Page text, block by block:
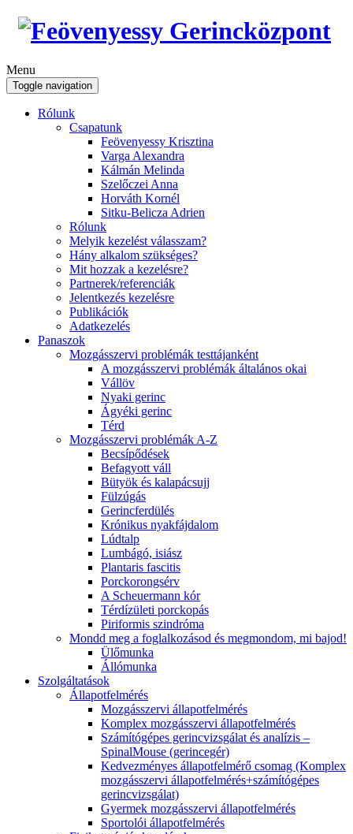
Menu
Toggle navigation
Rólunk
Csapatunk
Feövenyessy Krisztina
Varga Alexandra
Kálmán Melinda
Szelőczei Anna
Horváth Kornél
Sitku-Belicza Adrien
Rólunk
Melyik kezelést válasszam?
Hány alkalom szükséges?
Mit hozzak a kezelésre?
Partnerek/referenciák
Jelentkezés kezelésre
Publikációk
Adatkezelés
Panaszok
Mozgásszervi problémák testtájanként
A mozgásszervi problémák általános okai
Vállöv
Nyaki gerinc
Ágyéki gerinc
Térd
Mozgásszervi problémák A-Z
Becsípődések
Befagyott váll
Bütyök és kalapácsujj
Fülzúgás
Gerincferdülés
Krónikus nyakfájdalom
Lúdtalp
Lumbágó, isiász
Plantaris fascitis
Porckorongsérv
A Scheuermann kór
Térdízületi porckopás
Piriformis szindróma
Mondd meg a foglalkozásod és megmondom, mi bajod!
Ülőmunka
Állómunka
Szolgáltatások
Állapotfelmérés
Mozgásszervi állapotfelmérés
Komplex mozgásszervi állapotfelmérés
Számítógépes gerincvizsgálat és analízis –
SpinalMouse (gerincegér)
Kedvezményes állapotfelmérő csomag (Komplex
mozgásszervi állapotfelmérés+számítógépes
gerincvizsgálat)
Gyermek mozgásszervi állapotfelmérés
Sportolói állapotfelmérés